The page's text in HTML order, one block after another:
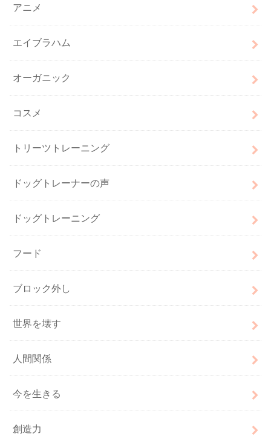
アニメ
エイブラハム
オーガニック
コスメ
トリーツトレーニング
ドッグトレーナーの声
ドッグトレーニング
フード
ブロック外し
世界を壊す
人間関係
今を生きる
創造力